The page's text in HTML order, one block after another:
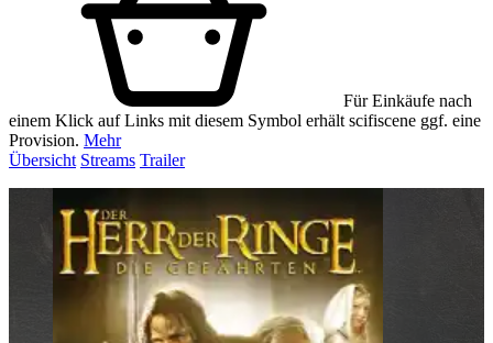
Für Einkäufe nach
einem Klick auf Links mit diesem Symbol erhält scifiscene ggf. eine
Provision. Mehr
Übersicht Streams Trailer